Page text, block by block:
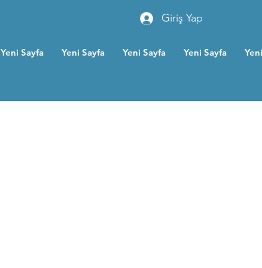
Giriş Yap
Yeni Sayfa Yeni Sayfa Yeni Sayfa Yeni Sayfa